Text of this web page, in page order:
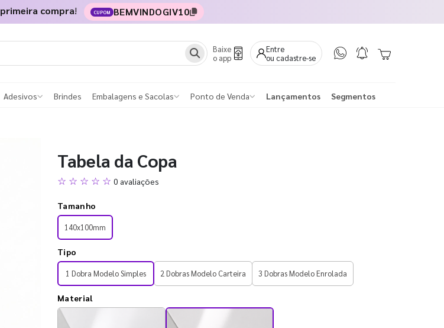
primeira compra! CUPOM BEMVINDOGIV10
Baixe
o app
Entre
ou cadastre-se
Adesivos Brindes Embalagens e Sacolas Ponto de Venda Lançamentos Segmentos
Tabela da Copa
☆ ☆ ☆ ☆ ☆ 0 avaliações
Tamanho
140x100mm
Tipo
1 Dobra Modelo Simples 2 Dobras Modelo Carteira 3 Dobras Modelo Enrolada
Material